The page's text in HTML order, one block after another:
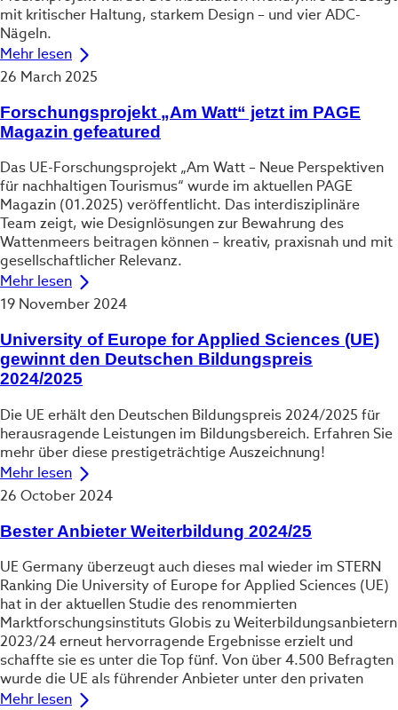
mit kritischer Haltung, starkem Design – und vier ADC-
Nägeln.
Mehr lesen
26 March 2025
Forschungsprojekt „Am Watt“ jetzt im PAGE
Magazin gefeatured
Das UE-Forschungsprojekt „Am Watt – Neue Perspektiven
für nachhaltigen Tourismus“ wurde im aktuellen PAGE
Magazin (01.2025) veröffentlicht. Das interdisziplinäre
Team zeigt, wie Designlösungen zur Bewahrung des
Wattenmeers beitragen können – kreativ, praxisnah und mit
gesellschaftlicher Relevanz.
Mehr lesen
19 November 2024
University of Europe for Applied Sciences (UE)
gewinnt den Deutschen Bildungspreis
2024/2025
Die UE erhält den Deutschen Bildungspreis 2024/2025 für
herausragende Leistungen im Bildungsbereich. Erfahren Sie
mehr über diese prestigeträchtige Auszeichnung!
Mehr lesen
26 October 2024
Bester Anbieter Weiterbildung 2024/25
UE Germany überzeugt auch dieses mal wieder im STERN
Ranking Die University of Europe for Applied Sciences (UE)
hat in der aktuellen Studie des renommierten
Marktforschungsinstituts Globis zu Weiterbildungsanbietern
2023/24 erneut hervorragende Ergebnisse erzielt und
schaffte sie es unter die Top fünf. Von über 4.500 Befragten
wurde die UE als führender Anbieter unter den privaten
Mehr lesen